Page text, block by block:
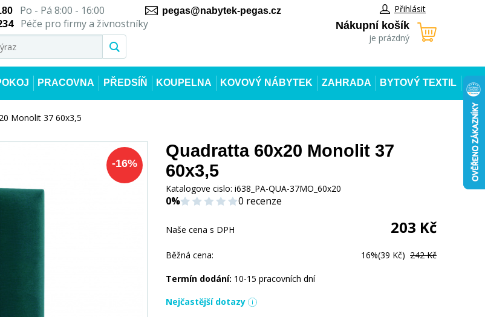
Po - Pá 8:00 - 16:00
Péče pro firmy a živnostníky
pegas@nabytek-pegas.cz Přihlásit
Nákupní košík
je prázdný
PRACOVNA PŘEDSÍŇ KOUPELNA KOVOVÝ NÁBYTEK ZAHRADA BYTOVÝ TEXTIL
Monolit 37 60x3,5
-16%
Quadratta 60x20 Monolit 37
60x3,5
Katalogove cislo: i638_PA-QUA-37MO_60x20
0% 0 recenze
Naše cena s DPH 203 Kč
Běžná cena: 16%(39 Kč) 242 Kč
Termín dodání: 10-15 pracovních dní
Nejčastější dotazy